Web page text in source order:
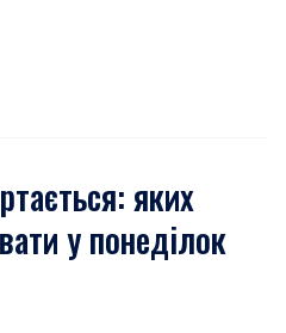
яких
у понеділок